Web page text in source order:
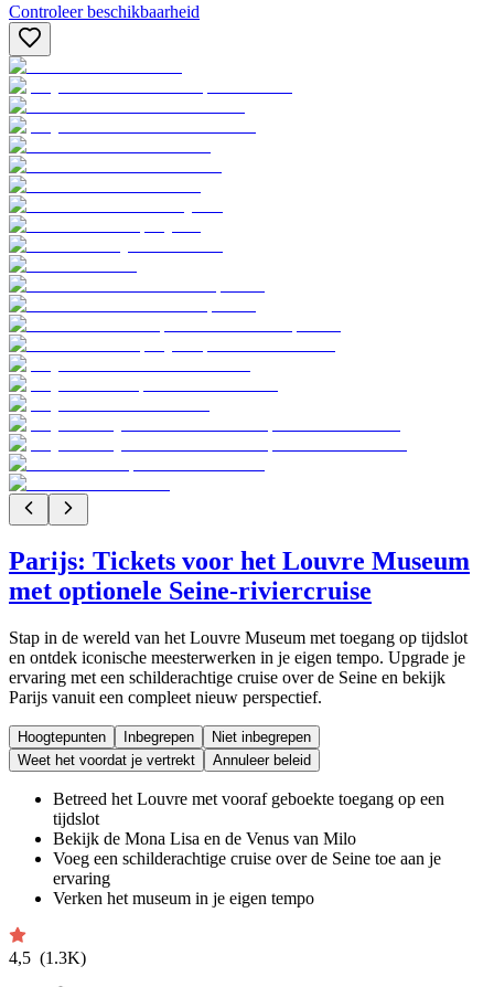
Controleer beschikbaarheid
Parijs: Tickets voor het Louvre Museum
met optionele Seine-riviercruise
Stap in de wereld van het Louvre Museum met toegang op tijdslot
en ontdek iconische meesterwerken in je eigen tempo. Upgrade je
ervaring met een schilderachtige cruise over de Seine en bekijk
Parijs vanuit een compleet nieuw perspectief.
Hoogtepunten Inbegrepen
Niet inbegrepen
Weet het voordat je vertrekt
Annuleer beleid
Betreed het Louvre met vooraf geboekte toegang op een
tijdslot
Bekijk de Mona Lisa en de Venus van Milo
Voeg een schilderachtige cruise over de Seine toe aan je
ervaring
Verken het museum in je eigen tempo
4,5 (1.3K)